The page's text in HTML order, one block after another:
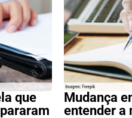
que
Mudança
entender a